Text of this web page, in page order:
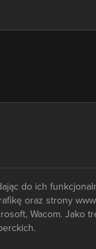
do ich
oraz strony
Wacom. Jako